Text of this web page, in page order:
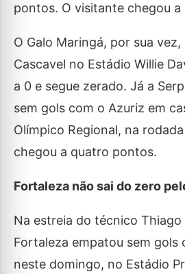
pontos. O visitante chegou
O Galo Maringá, por sua vez,
Cascavel no Estádio Willie
a 0 e segue zerado. Já a
sem gols com o Azuriz em
Olímpico Regional, na
chegou a quatro pontos.
Fortaleza não sai do zero
Na estreia do técnico Thiago
Fortaleza empatou sem gols
neste domingo, no Estádio